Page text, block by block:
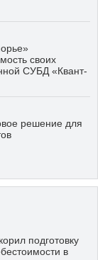
своих
СУБД «Квант-
решение для
подготовку
в